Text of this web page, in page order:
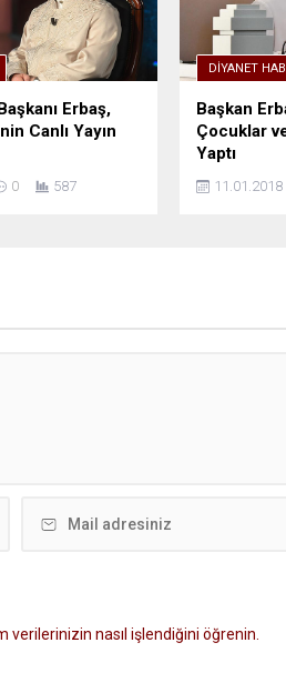
Erbaş,
Canlı Yayın
0 587
DIYANET
Başkan
Çocuklar
Yaptı
11.01.2018
verilerinizin nasıl işlendiğini öğrenin.